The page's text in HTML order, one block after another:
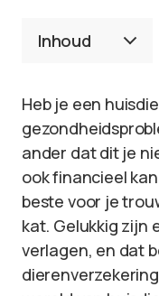
Inhoud
Heb je een
ander dat dit je
ook financieel
beste voor je
kat. Gelukkig zijn
verlagen, en dat